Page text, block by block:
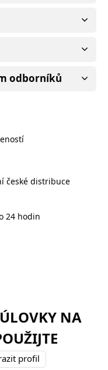
odborníků
české distribuce
24 hodin
ÚLOVKY NA
profil